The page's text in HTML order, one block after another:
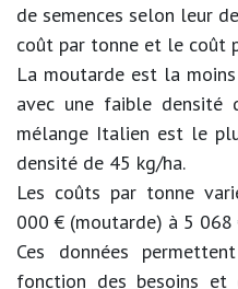
de semences selon leur
coût par tonne et le coût
La moutarde est la
avec une faible
mélange Italien est le
densité de 45 kg/ha.
Les coûts par tonne
000 € (moutarde) à 5
Ces données
fonction des besoins